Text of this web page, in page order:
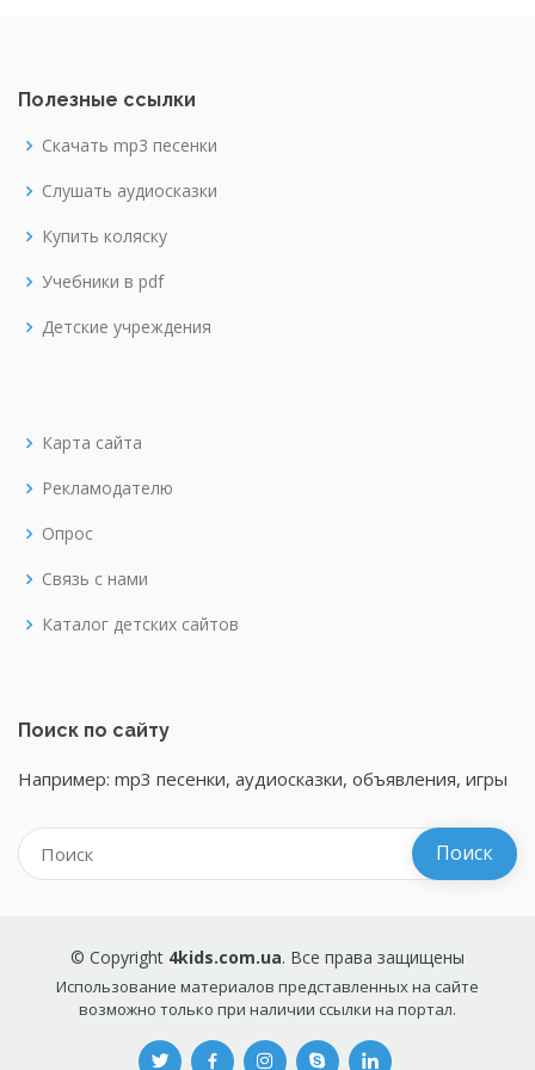
Полезные ссылки
Скачать mp3 песенки
Слушать аудиосказки
Купить коляску
Учебники в pdf
Детские учреждения
Карта сайта
Рекламодателю
Опрос
Связь с нами
Каталог детских сайтов
Поиск по сайту
Например: mp3 песенки, аудиосказки, объявления, игры
© Copyright 4kids.com.ua. Все права защищены
Использование материалов представленных на сайте
возможно только при наличии ссылки на портал.